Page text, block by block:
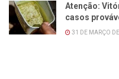
Atenção:
casos
31 DE MARÇO